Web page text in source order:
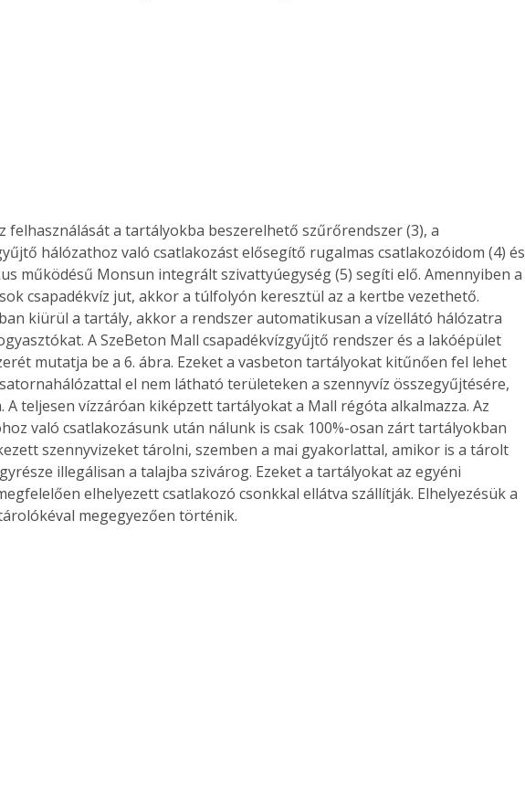
felhasználását a tartályokba beszerelhető szűrőrendszer (3), a
hálózathoz való csatlakozást elősegítő rugalmas csatlakozóidom (4) és
működésű Monsun integrált szivattyúegység (5) segíti elő. Amennyiben a
csapadékvíz jut, akkor a túlfolyón keresztül az a kertbe vezethető.
kiürül a tartály, akkor a rendszer automatikusan a vízellátó hálózatra
A SzeBeton Mall csapadékvízgyűjtő rendszer és a lakóépület
mutatja be a 6. ábra. Ezeket a vasbeton tartályokat kitűnően fel lehet
el nem látható területeken a szennyvíz összegyűjtésére,
A teljesen vízzáróan kiképzett tartályokat a Mall régóta alkalmazza. Az
való csatlakozásunk után nálunk is csak 100%-osan zárt tartályokban
szennyvizeket tárolni, szemben a mai gyakorlattal, amikor is a tárolt
illegálisan a talajba szivárog. Ezeket a tartályokat az egyéni
elhelyezett csatlakozó csonkkal ellátva szállítják. Elhelyezésük a
megegyezően történik.